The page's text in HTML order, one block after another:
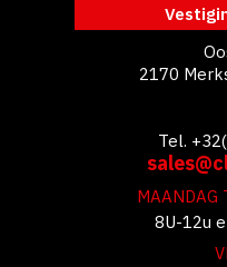
2170
Tel.
MAANDAG
8U-12u